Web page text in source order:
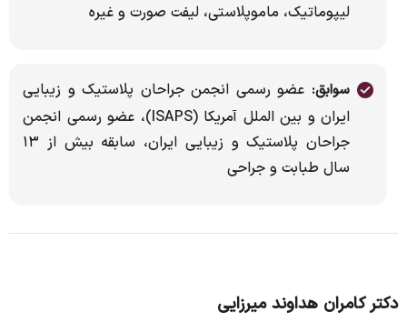
لیپوماتیک، ماموپلاستی، لیفت صورت و غیره
سوابق: عضو رسمی انجمن جراحان پلاستیک و زیبایی
ایران و بین الملل آمریکا (ISAPS)، عضو رسمی انجمن
جراحان پلاستیک و زیبایی ایران، سابقه بیش از ۱۳
سال طبابت و جراحی
دکتر کامران هداوند میرزایی